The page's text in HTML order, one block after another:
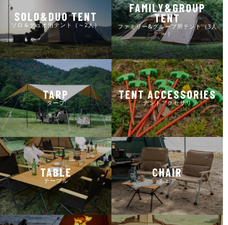
SOLO&DUO TENT
ソロ＆デュオ用テント（～2人）
FAMILY&GROUP
TENT
ファミリー&グループ用テント（3人
～）
TARP
タープ
TENT ACCESSORIES
テントアクセサリ
TABLE
テーブル
CHAIR
チェア